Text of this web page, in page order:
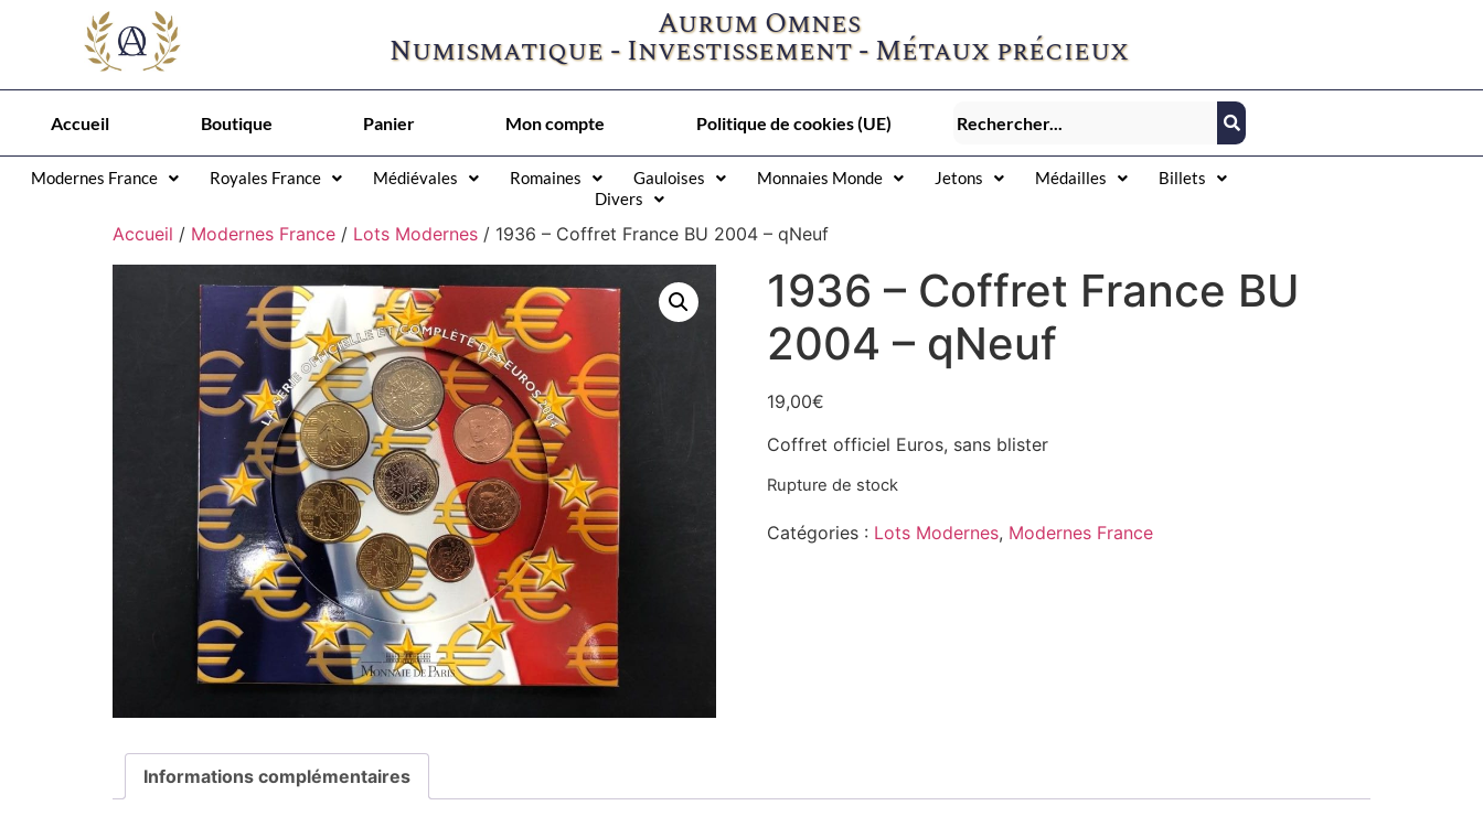
Aurum Omnes
Numismatique - Investissement - Métaux précieux
Accueil Boutique Panier Mon compte Politique de cookies (UE)
Modernes France Royales France Médiévales Romaines Gauloises Monnaies Monde Jetons Médailles
Billets
Divers
Accueil / Modernes France / Lots Modernes / 1936 – Coffret France BU 2004 – qNeuf
1936 – Coffret France BU
2004 – qNeuf
19,00€
Coffret officiel Euros, sans blister
Rupture de stock
Catégories : Lots Modernes, Modernes France
Informations complémentaires